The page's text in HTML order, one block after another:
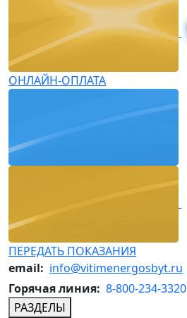
ОНЛАЙН-ОПЛАТА
ПЕРЕДАТЬ ПОКАЗАНИЯ
email: info@vitimenergosbyt.ru
Горячая линия: 8-800-234-3320
РАЗДЕЛЫ